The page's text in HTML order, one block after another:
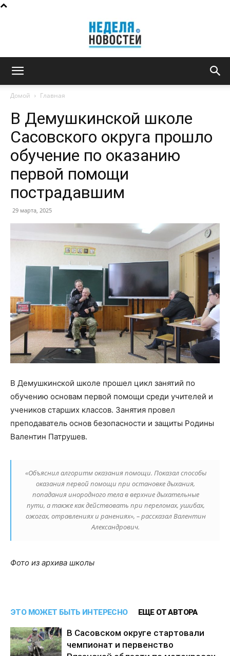
новостей
Домой Главная
В Демушкинской школе
Сасовского округа прошло
обучение по оказанию
первой помощи
пострадавшим
29 марта, 2025
В Демушкинской школе прошел цикл занятий по
обучению основам первой помощи среди учителей и
учеников старших классов. Занятия провел
преподаватель основ безопасности и защиты Родины
Валентин Патрушев.
«Объяснил алгоритм оказания помощи. Показал способы
оказания первой помощи при остановке дыхания,
попадания инородного тела в верхние дыхательные
пути, а также как действовать при переломах, ушибах,
ожогах, отравлениях и ранениях», – рассказал Валентин
Александрович.
Фото из архива школы
ЭТО МОЖЕТ БЫТЬ ИНТЕРЕСНО ЕЩЕ ОТ АВТОРА
В Сасовском округе стартовали
чемпионат и первенство